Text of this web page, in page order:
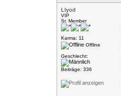
Llyod
VIP
Sr. Member
Karma: 11
Offline
Geschlecht:
Beiträge: 336